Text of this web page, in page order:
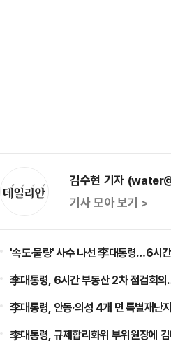
김수현 기자
기사 모아 보기 >
'속도·물량' 사수 나선 李대통령…6시
李대통령, 6시간 부동산 2차 점검회
李대통령, 안동·의성 4개 면 특별재난
李대통령, 규제합리화위 부위원장에